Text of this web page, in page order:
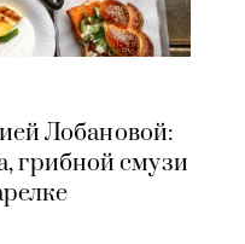
Лобановой:
грибной смузи